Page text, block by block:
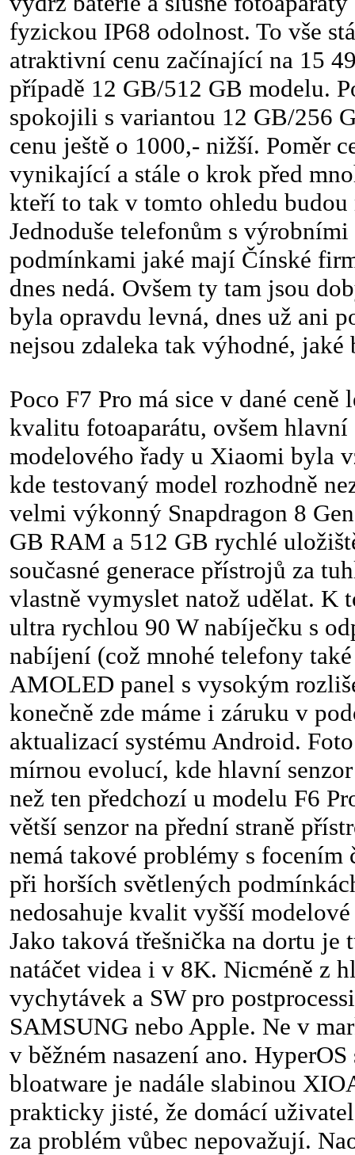
fyzickou IP68 odolnost. To vše
atraktivní cenu začínající na 15
případě 12 GB/512 GB modelu.
spokojili s variantou 12 GB/256
cenu ještě o 1000,- nižší. Poměr
vynikající a stále o krok před
kteří to tak v tomto ohledu
Jednoduše telefonům s
podmínkami jaké mají Čínské
dnes nedá. Ovšem ty tam jsou
byla opravdu levná, dnes už ani
nejsou zdaleka tak výhodné,
Poco F7 Pro má sice v dané ceně
kvalitu fotoaparátu, ovšem hlavní
modelového řady u Xiaomi byla
kde testovaný model rozhodně
velmi výkonný Snapdragon 8
GB RAM a 512 GB rychlé
současné generace přístrojů za
vlastně vymyslet natož udělat. K
ultra rychlou 90 W nabíječku s
nabíjení (což mnohé telefony
AMOLED panel s vysokým
konečně zde máme i záruku v
aktualizací systému Android.
mírnou evolucí, kde hlavní
než ten předchozí u modelu F6
větší senzor na přední straně
nemá takové problémy s
při horších světlených
nedosahuje kvalit vyšší
Jako taková třešnička na dortu je
natáčet videa i v 8K. Nicméně z
vychytávek a SW pro
SAMSUNG nebo Apple. Ne v
v běžném nasazení ano.
bloatware je nadále slabinou
prakticky jisté, že domácí
za problém vůbec nepovažují.